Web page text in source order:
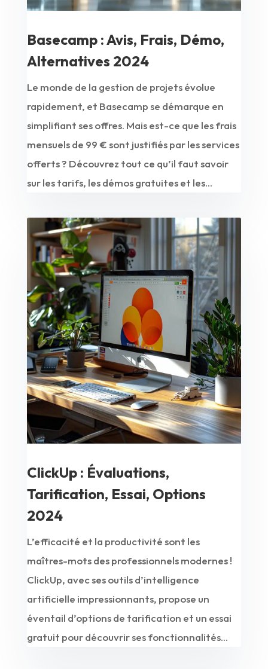
Basecamp : Avis, Frais, Démo,
Alternatives 2024
Le monde de la gestion de projets évolue
rapidement, et Basecamp se démarque en
simplifiant ses offres. Mais est-ce que les frais
mensuels de 99 € sont justifiés par les services
offerts ? Découvrez tout ce qu’il faut savoir
sur les tarifs, les démos gratuites et les...
ClickUp : Évaluations,
Tarification, Essai, Options
2024
L’efficacité et la productivité sont les
maîtres-mots des professionnels modernes !
ClickUp, avec ses outils d’intelligence
artificielle impressionnants, propose un
éventail d’options de tarification et un essai
gratuit pour découvrir ses fonctionnalités...